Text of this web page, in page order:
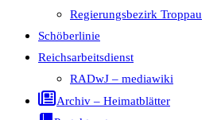
Regierungsbezirk Troppau
Schöberlinie
Reichsarbeitsdienst
RADwJ – mediawiki
Archiv – Heimatblätter